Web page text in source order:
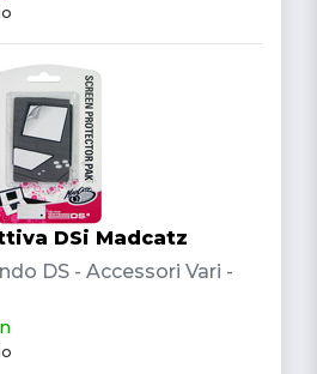
DSi Madcatz
DS - Accessori Vari -